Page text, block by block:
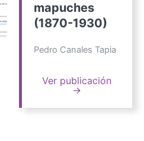
mapuches
(1870-1930)
Pedro Canales Tapia
Ver publicación
→